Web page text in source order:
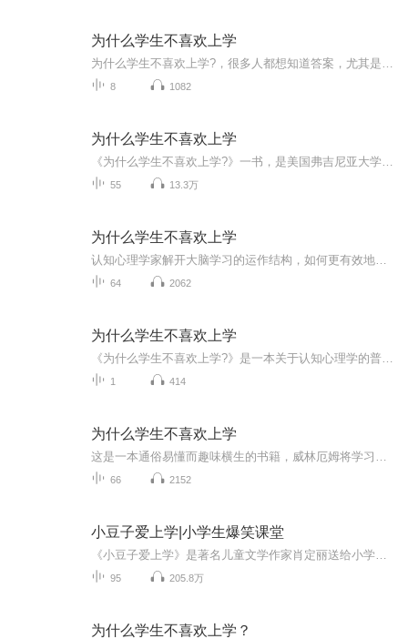
为什么学生不喜欢上学
8 1082
为什么学生不喜欢上学
55 13.3万
为什么学生不喜欢上学
64 2062
为什么学生不喜欢上学
1 414
为什么学生不喜欢上学
66 2152
小豆子爱上学|小学生爆笑课堂
95 205.8万
为什么学生不喜欢上学？